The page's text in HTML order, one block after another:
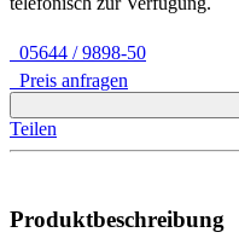
05644 / 9898-50
Preis anfragen
Teilen
Produktbeschreibung